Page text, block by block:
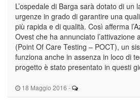
18 Maggio 2016 -
L’ospedale di Barga sarà dotato di un
urgenze in grado di garantire una
più rapida e di qualità. Così afferma
Ovest che ha annunciato l’attivazione
(Point Of Care Testing – POCT), un
funziona anche in assenza in loco di
progetto è stato presentato in questi